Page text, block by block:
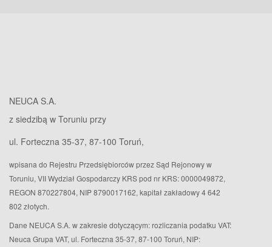
NEUCA S.A.
z siedzibą w Toruniu przy
ul. Forteczna 35-37, 87-100 Toruń,
wpisana do Rejestru Przedsiębiorców przez Sąd Rejonowy w
Toruniu, VII Wydział Gospodarczy KRS pod nr KRS: 0000049872,
REGON 870227804, NIP 8790017162, kapitał zakładowy 4 642
802 złotych.
Dane NEUCA S.A. w zakresie dotyczącym: rozliczania podatku VAT:
Neuca Grupa VAT, ul. Forteczna 35-37, 87-100 Toruń, NIP: